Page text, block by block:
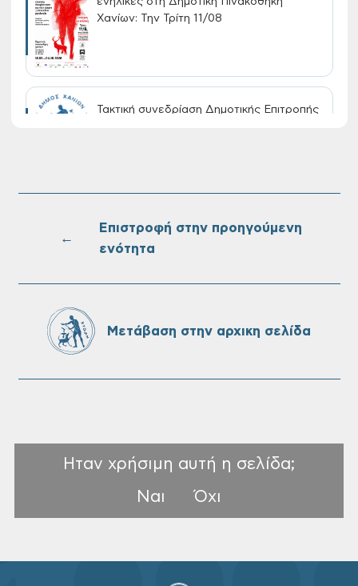
Χανίων: Την Τρίτη 11/08
Τακτική συνεδρίαση Δημοτικής Επιτροπής
Επαναλειτουργία του συστήματος
Ονουφρίου
Πίνακες Κατάταξης & Βαθμολογίας,
Δήμου Χανίων
←
Επιστροφή στην προηγούμενη
ενότητα
Μετάβαση στην αρχικη σελίδα
Ηταν χρήσιμη αυτή η σελίδα;
Ναι
Όχι